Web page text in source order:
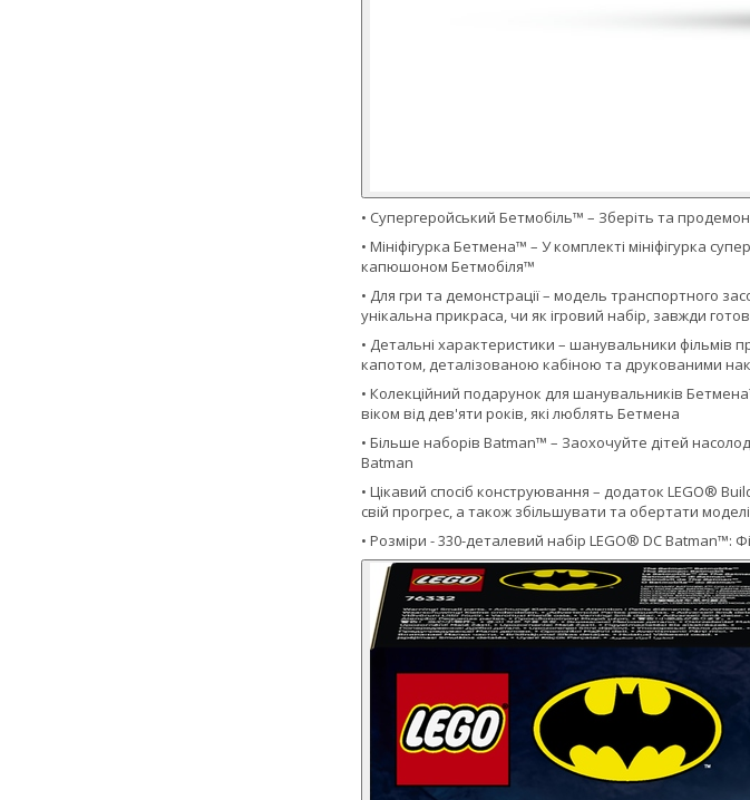
• Супергеройський Бетмобіль™ – Зберіть та
• Мініфігурка Бетмена™ – У комплекті мініфігурка
капюшоном Бетмобіля™
• Для гри та демонстрації – модель транспортного
унікальна прикраса, чи як ігровий набір, завжди
• Детальні характеристики – шанувальники фільмів
капотом, деталізованою кабіною та друкованими
• Колекційний подарунок для шанувальників
віком від дев'яти років, які люблять Бетмена
• Більше наборів Batman™ – Заохочуйте дітей
Batman
• Цікавий спосіб конструювання – додаток LEGO®
свій прогрес, а також збільшувати та обертати
• Розміри - 330-деталевий набір LEGO® DC